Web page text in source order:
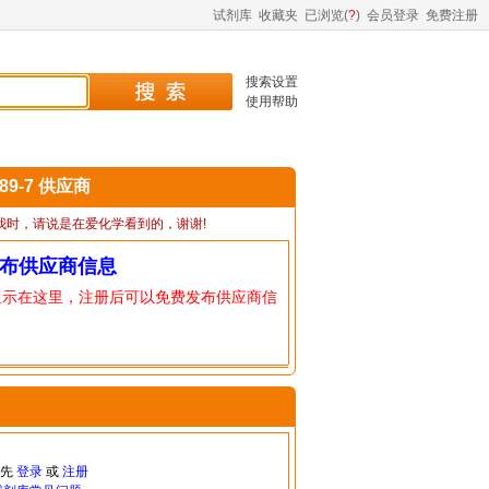
试剂库 收藏夹 已浏览(?) 会员登录 免费注册
搜索设置
使用帮助
7 供应商
时，请说是在爱化学看到的，谢谢!
供应商信息
在这里，注册后可以免费发布供应商信
登录或 注册